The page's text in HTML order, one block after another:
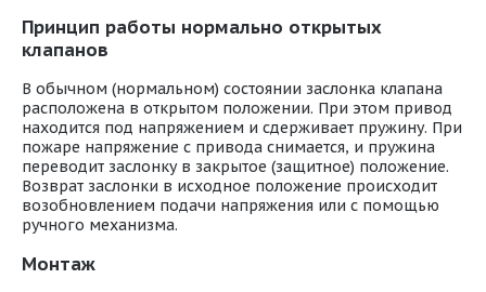
Принцип работы нормально открытых
клапанов
В обычном (нормальном) состоянии заслонка клапана
расположена в открытом положении. При этом привод
находится под напряжением и сдерживает пружину. При
пожаре напряжение с привода снимается, и пружина
переводит заслонку в закрытое (защитное) положение.
Возврат заслонки в исходное положение происходит
возобновлением подачи напряжения или с помощью
ручного механизма.
Монтаж